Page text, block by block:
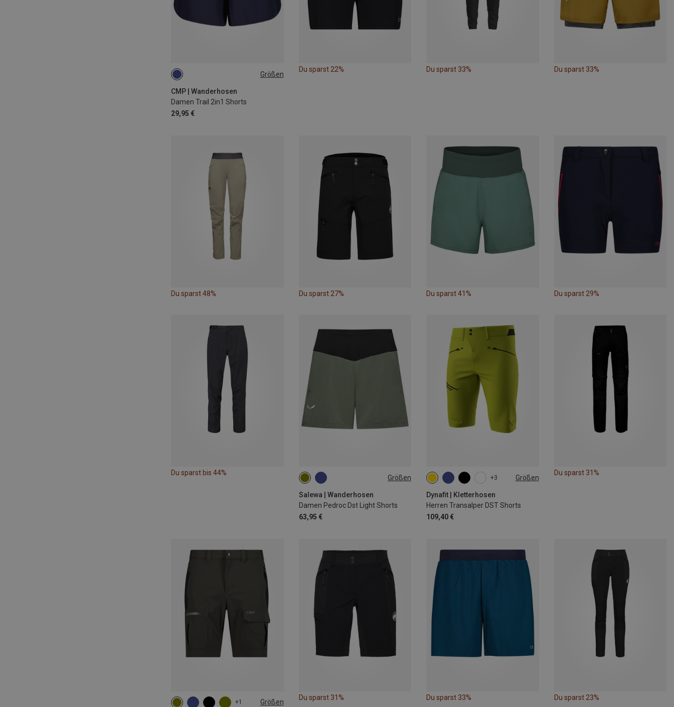
Größen
CMP | Wanderhosen
Damen Trail 2in1 Shorts
29,95 €
XXS
Du sparst 22% Du sparst 33% Du sparst 33%
Du sparst 48% Du sparst 27% Du sparst 41% Du sparst 29%
Du sparst bis 44%
Größen
Salewa | Wanderhosen
Damen Pedroc Dst Light Shorts
63,95 €
XS S
+3 Größen
Dynafit | Kletterhosen
Herren Transalper DST Shorts
109,40 €
S M L XL
Du sparst 31%
+1 Größen
Du sparst 31% Du sparst 33% Du sparst 23%